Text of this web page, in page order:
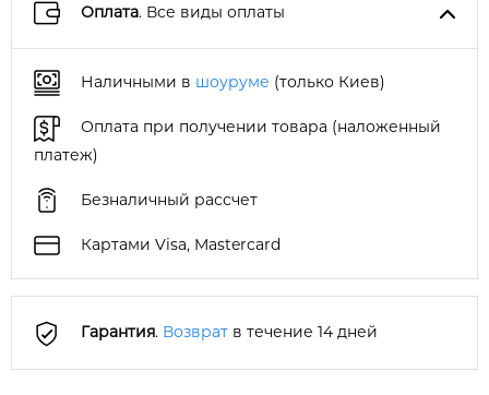
Оплата. Все виды оплаты
Наличными в шоуруме (только Киев)
Оплата при получении товара (наложенный
платеж)
Безналичный рассчет
Картами Visa, Mastercard
Гарантия. Возврат в течение 14 дней